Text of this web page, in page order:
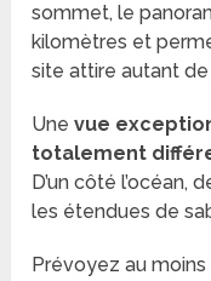
sommet, le
kilomètres et
site attire autant de
Unevue
totalement
D’un côté l’océan,
les étendues de
Prévoyez au